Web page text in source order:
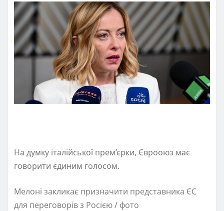
На думку італійської прем’єрки, Єврооюз має
говорити єдиним голосом.
Мелоні закликає призначити представника ЄС
для переговорів з Росією / фото